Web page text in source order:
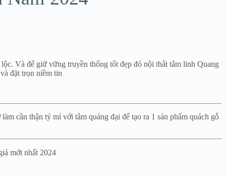
Và để giữ vững truyền thống tốt đẹp đó nội thất tâm linh Quang
đặt trọn niềm tin
cần thận tỷ mỉ với tâm quảng đại để tạo ra 1 sản phẩm quách gỗ
mới nhất 2024